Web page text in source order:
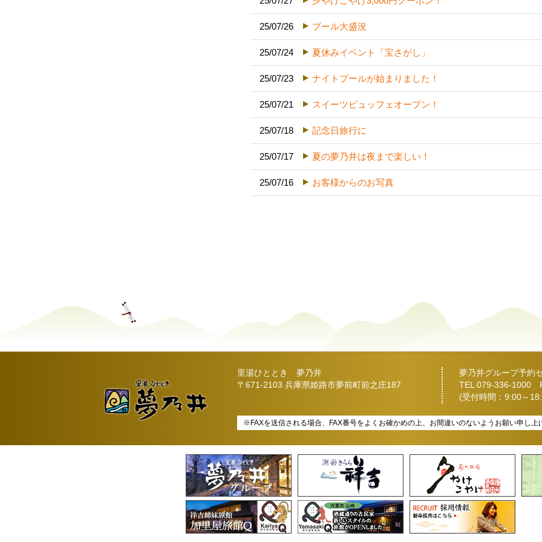
25/07/26 プール大盛況
25/07/24 夏休みイベント「宝さがし」
25/07/23 ナイトプールが始まりました！
25/07/21 スイーツビュッフェオープン！
25/07/18 記念日旅行に
25/07/17 夏の夢乃井は夜まで楽しい！
25/07/16 お客様からのお写真
里湯ひととき 夢乃井
〒671-2103 兵庫県姫路市夢前町前之庄187
夢乃井グループ予約
TEL079-336-1000
(受付時間：9:00～
※FAXを送信される場合、FAX番号をよくお確かめの上、お間違いのないようお願い申し上